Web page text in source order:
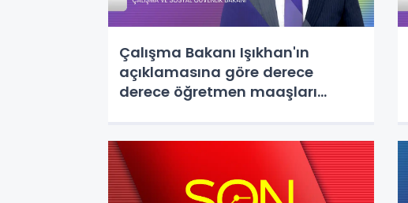
Çalışma Bakanı Işıkhan'ın
açıklamasına göre derece
derece öğretmen maaşları